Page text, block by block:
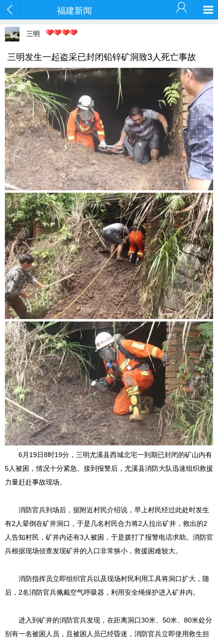
福建新闻
三明
三明发生一起盗采已封闭铅锌矿洞致3人死亡事故
6月19日8时19分，三明尤溪县西城北宅一到期已封闭的矿山内有
5人被困，情况十分紧急。接到报警后，尤溪县消防大队迅速组织救援
力量赶赴事故现场。
消防官兵到场后，据附近村民介绍说，早上村民经过此处时发生
有2人晕倒在矿井洞口，于是几名村民合力将2人拉出矿井，救出的2
人告知村民，矿井内还有3人被困，于是拨打了报警电话求助。消防官
兵根据现场侦查发现矿井的入口非常狭小，救援困难较大。
消防指挥员立即组织官兵以及现场村民利用工具将洞口扩大，随
后，2名消防官兵佩戴空气呼吸器，利用安全绳保护进入矿井内。
进入到矿井的消防官兵发现，在距离洞口30米、50米、80米处分
别有一名被困人员，且被困人员已经昏迷，消防官兵立即使用救生担